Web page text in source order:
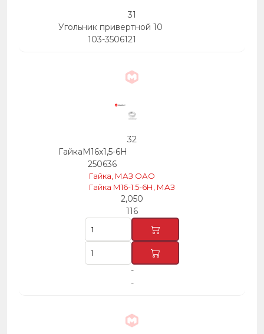
31
Угольник привертной 10
103-3506121
32
ГайкаМ16х1,5-6Н
250636
Гайка, МАЗ ОАО
Гайка М16-1.5-6Н, МАЗ
2,050
116
-
-